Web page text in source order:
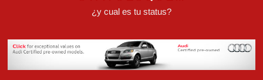
¿y cual es tu status?